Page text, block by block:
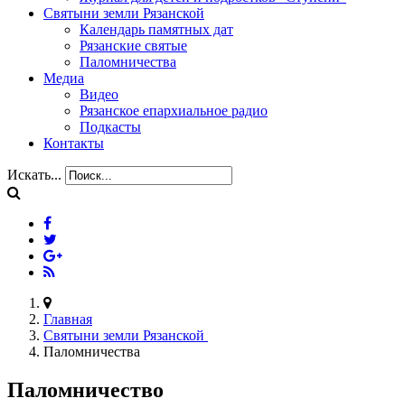
Святыни земли Рязанской
Календарь памятных дат
Рязанские святые
Паломничества
Медиа
Видео
Рязанское епархиальное радио
Подкасты
Контакты
Искать...
Главная
Святыни земли Рязанской
Паломничества
Паломничество